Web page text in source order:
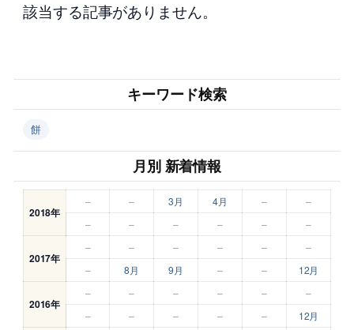
該当する記事がありません。
キーワード検索
餅
月別 新着情報
2018年
– – 3月 4月 –
–
–
– – – – –
2017年
– – – – –
–
–
8月 9月 – – 12月
2016年
– – – – –
–
–
– – – – 12月